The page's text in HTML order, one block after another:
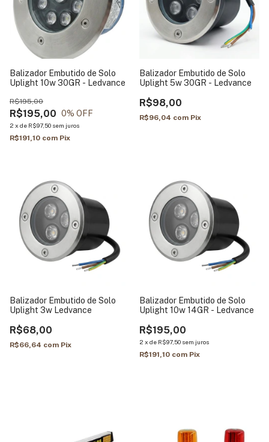
Balizador Embutido de Solo
Uplight 10w 30GR - Ledvance
R$195,00
R$195,00
0% OFF
2 x de R$97,50 sem juros
R$191,10 com Pix
Balizador Embutido de Solo
Uplight 5w 30GR - Ledvance
R$98,00
R$96,04 com Pix
Balizador Embutido de Solo
Uplight 3w Ledvance
R$68,00
R$66,64 com Pix
Balizador Embutido de Solo
Uplight 10w 14GR - Ledvance
R$195,00
2 x de R$97,50 sem juros
R$191,10 com Pix